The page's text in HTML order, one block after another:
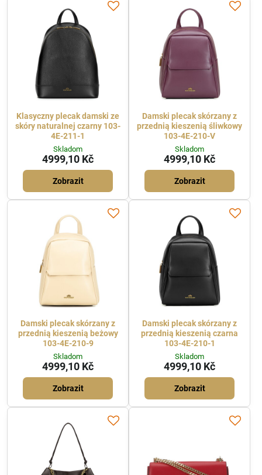
Klasyczny plecak damski ze
skóry naturalnej czarny 103-
4E-211-1
Skladom
4999,10 Kč
Zobrazit
Damski plecak skórzany z
przednią kieszenią śliwkowy
103-4E-210-V
Skladom
4999,10 Kč
Zobrazit
Damski plecak skórzany z
przednią kieszenią beżowy
103-4E-210-9
Skladom
4999,10 Kč
Zobrazit
Damski plecak skórzany z
przednią kieszenią czarna
103-4E-210-1
Skladom
4999,10 Kč
Zobrazit